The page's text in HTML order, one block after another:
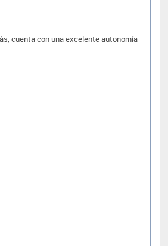
cuenta con una excelente autonomía